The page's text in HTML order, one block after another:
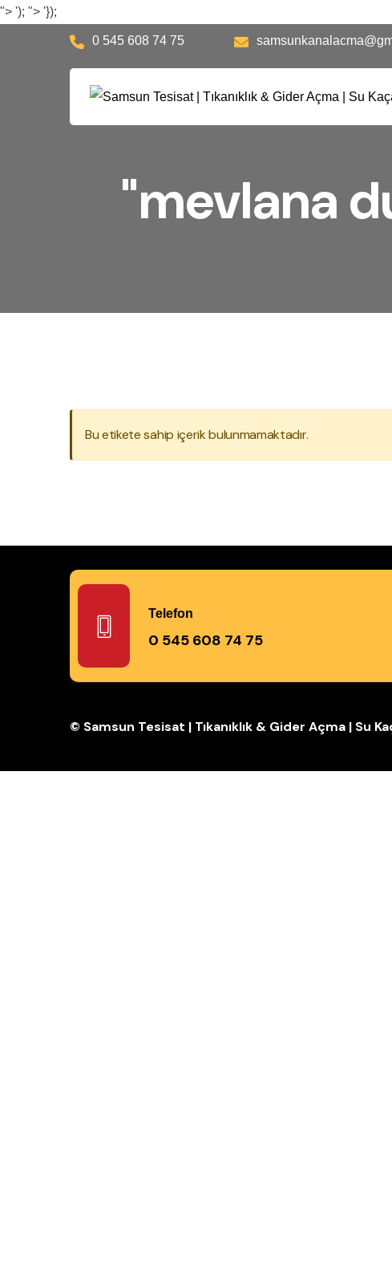
"> '); "> '});
0 545 608 74 75
"mevlana
Bu etikete sahip içerik bulunmamaktadır.
Telefon
0 545 608 74 75
© Samsun Tesisat | Tıkanıklık & Gider Açma |